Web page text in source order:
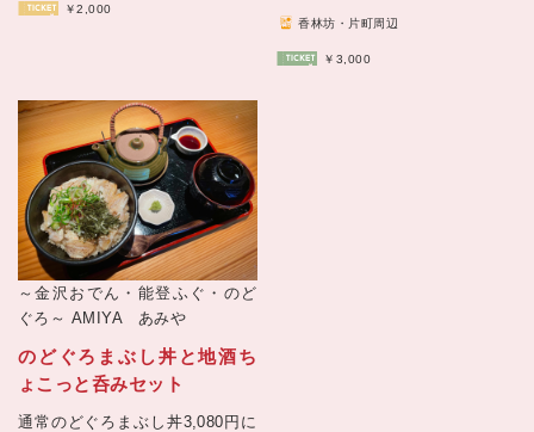
￥2,000
香林坊・片町周辺
￥3,000
～金沢おでん・能登ふぐ・のど
ぐろ～ AMIYA あみや
のどぐろまぶし丼と地酒ち
ょこっと呑みセット
通常のどぐろまぶし丼3,080円に